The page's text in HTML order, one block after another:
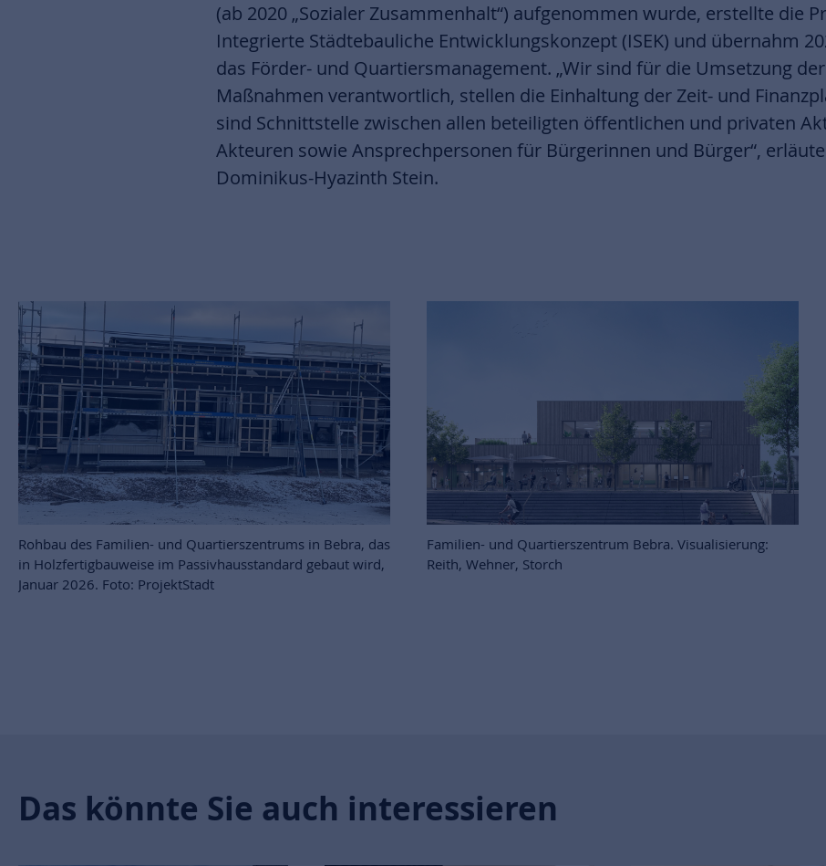
(ab 2020 „Sozialer Zusammenhalt“) aufgenommen wurde, erstellte die
Integrierte Städtebauliche Entwicklungskonzept (ISEK) und übernahm
das Förder- und Quartiersmanagement. „Wir sind für die Umsetzung
Maßnahmen verantwortlich, stellen die Einhaltung der Zeit- und
sind Schnittstelle zwischen allen beteiligten öffentlichen und privaten
Akteuren sowie Ansprechpersonen für Bürgerinnen und Bürger“,
Dominikus-Hyazinth Stein.
Rohbau des Familien- und Quartierszentrums in Bebra, das
in Holzfertigbauweise im Passivhausstandard gebaut wird,
Januar 2026. Foto: ProjektStadt
Familien- und Quartierszentrum Bebra. Visualisierung:
Reith, Wehner, Storch
Das könnte Sie auch interessieren